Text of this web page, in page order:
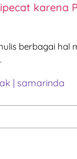
karena
berbagai hal
| samarinda